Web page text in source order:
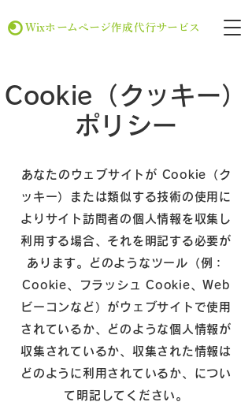
Wixホームページ作成代行サービス
Cookie（クッキー）
ポリシー
あなたのウェブサイトが Cookie（ク
ッキー）または類似する技術の使用に
よりサイト訪問者の個人情報を収集し
利用する場合、それを明記する必要が
あります。どのようなツール（例：
Cookie、フラッシュ Cookie、Web
ビーコンなど）がウェブサイトで使用
されているか、どのような個人情報が
収集されているか、収集された情報は
どのように利用されているか、につい
て明記してください。